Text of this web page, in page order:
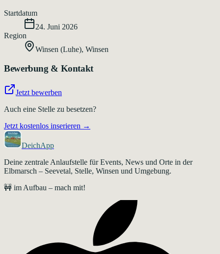
Startdatum
24. Juni 2026
Region
Winsen (Luhe), Winsen
Bewerbung & Kontakt
Jetzt bewerben
Auch eine Stelle zu besetzen?
Jetzt kostenlos inserieren →
DeichApp
Deine zentrale Anlaufstelle für Events, News und Orte in der
Elbmarsch – Seevetal, Stelle, Winsen und Umgebung.
🚧 im Aufbau – mach mit!